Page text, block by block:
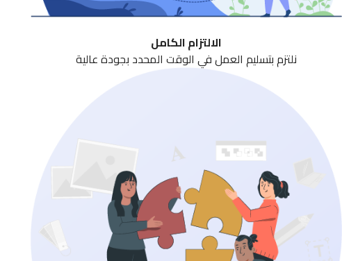
الالتزام الكامل
نلتزم بتسليم العمل في الوقت المحدد بجودة عالية